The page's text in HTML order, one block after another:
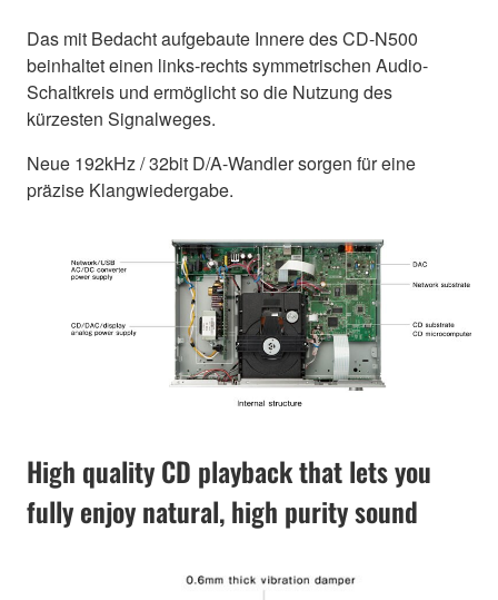
Das mit Bedacht aufgebaute Innere des CD-N500
beinhaltet einen links-rechts symmetrischen Audio-
Schaltkreis und ermöglicht so die Nutzung des
kürzesten Signalweges.
Neue 192kHz / 32bit D/A-Wandler sorgen für eine
präzise Klangwiedergabe.
High quality CD playback that lets you
fully enjoy natural, high purity sound